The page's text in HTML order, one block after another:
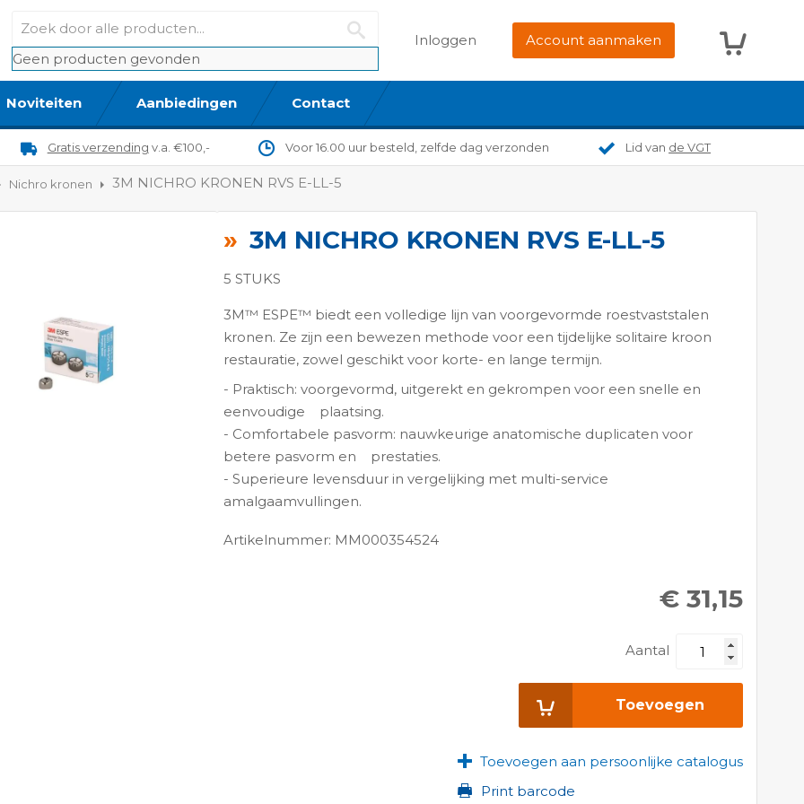
Geen producten gevonden
Inloggen Account aanmaken
Noviteiten Aanbiedingen Contact
Gratis verzending v.a. €100,- Voor 16.00 uur besteld, zelfde dag verzonden Lid van de VGT
Nichro kronen 3M NICHRO KRONEN RVS E-LL-5
3M NICHRO KRONEN RVS E-LL-5
5 STUKS
3M™ ESPE™ biedt een volledige lijn van voorgevormde roestvaststalen
kronen. Ze zijn een bewezen methode voor een tijdelijke solitaire kroon
restauratie, zowel geschikt voor korte- en lange termijn.
- Praktisch: voorgevormd, uitgerekt en gekrompen voor een snelle en
eenvoudige
plaatsing.
- Comfortabele pasvorm: nauwkeurige anatomische duplicaten voor
betere pasvorm en
prestaties.
- Superieure levensduur in vergelijking met multi-service
amalgaamvullingen.
Artikelnummer: MM000354524
€ 31,15
Aantal
Toevoegen
Toevoegen aan persoonlijke catalogus
Print barcode